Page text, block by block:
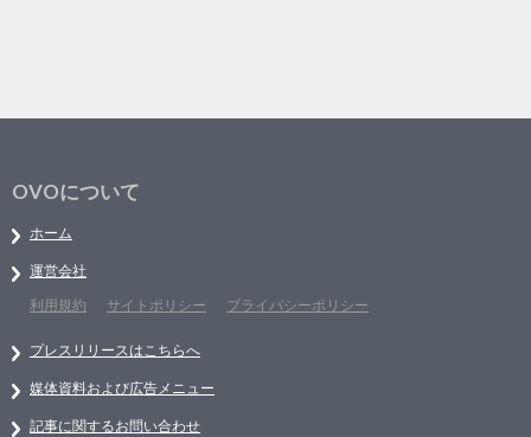
OVOについて
ホーム
運営会社
利用規約
サイトポリシー プライバシーポリシー
プレスリリースはこちらへ
媒体資料および広告メニュー
記事に関するお問い合わせ